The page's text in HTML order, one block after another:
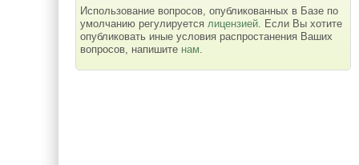
Использование вопросов, опубликованных в Базе по
умолчанию регулируется лицензией . Если Вы хотите
опубликовать иные условия распростанения Ваших
вопросов, напишите нам